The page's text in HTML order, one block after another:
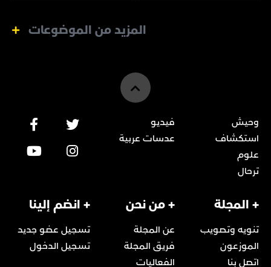
المزيد من الموضوعات
وحيش
استكشاف
علوم
ترحال
فيديو
عدسات عربية
+ المجلة
تنويه وتصويب
الموزعون
اتصل بنا
+ من نحن
عن المجلة
فريق المجلة
الفعاليات
+ انضم إلينا
تسجيل عضو جديد
تسجيل الدخول